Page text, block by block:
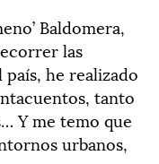
Baldomera,
las
he realizado
tanto
Y me temo que
urbanos,